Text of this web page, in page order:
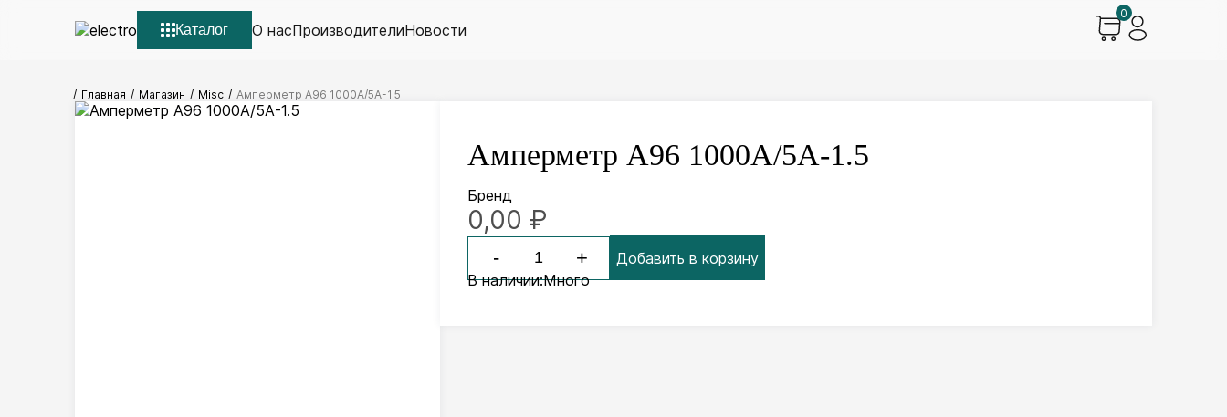
Каталог О насПроизводителиНовости
0
Главная Магазин Misc Амперметр А96 1000А/5А-1.5
Амперметр А96 1000А/5А-1.5
Бренд
0,00 ₽
- +
Добавить в корзину
В наличии:Много